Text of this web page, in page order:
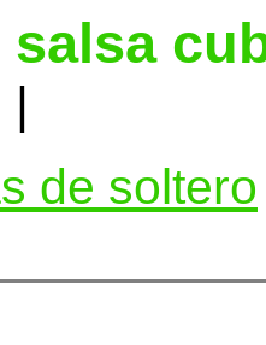
|
de soltero